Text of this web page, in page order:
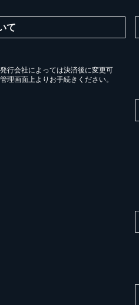
て
行会社によっては決済後に変更可
理画面上よりお手続きください。